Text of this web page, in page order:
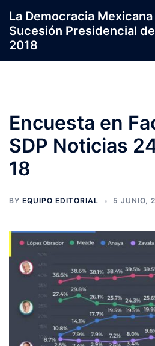
contenido
La Democracia Mexicana
Sucesión Presidencial
2018
Encuesta en
SDP Noticias
18
BY EQUIPO EDITORIAL 5 JUNIO,